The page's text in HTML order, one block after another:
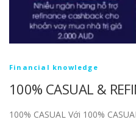
Financial knowledge
100% CASUAL &
100% CASUAL Với 100%